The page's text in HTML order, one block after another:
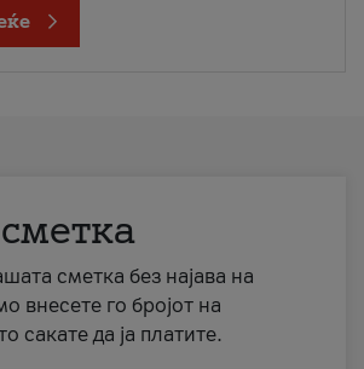
сметка без најава на
внесете го бројот на
сакате да ја платите.